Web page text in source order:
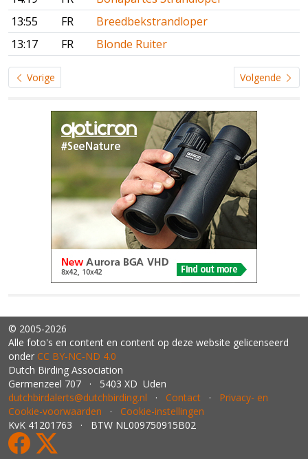
13:55
FR
Breedbekstrandloper
13:17
FR Blonde Ruiter
Vorige Volgende
© 2005-2026
Alle foto's en content en content op deze website gelicenseerd
onder CC BY‑NC‑ND 4.0
Dutch Birding Association
Germenzeel 707 · 5403 XD Uden
dutchbirdalerts@dutchbirding.nl · Contact · Privacy- en
Cookie-voorwaarden · Cookie-instellingen
KvK 41201763 · BTW NL009750915B02